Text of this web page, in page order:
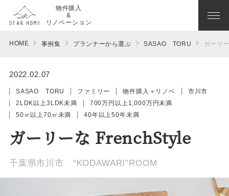
物件購入
&
リノベーション
HOME 事例集 プランナーから選ぶ SASAO TORU ガーリ
2022.02.07
SASAO TORU ファミリー 物件購入＋リノベ
市川市
2LDK以上3LDK未満
700万円以上1,000万円未満
50㎡以上70㎡未満
40年以上50年未満
ガーリーな FrenchStyle
千葉県市川市 “KODAWARI”ROOM